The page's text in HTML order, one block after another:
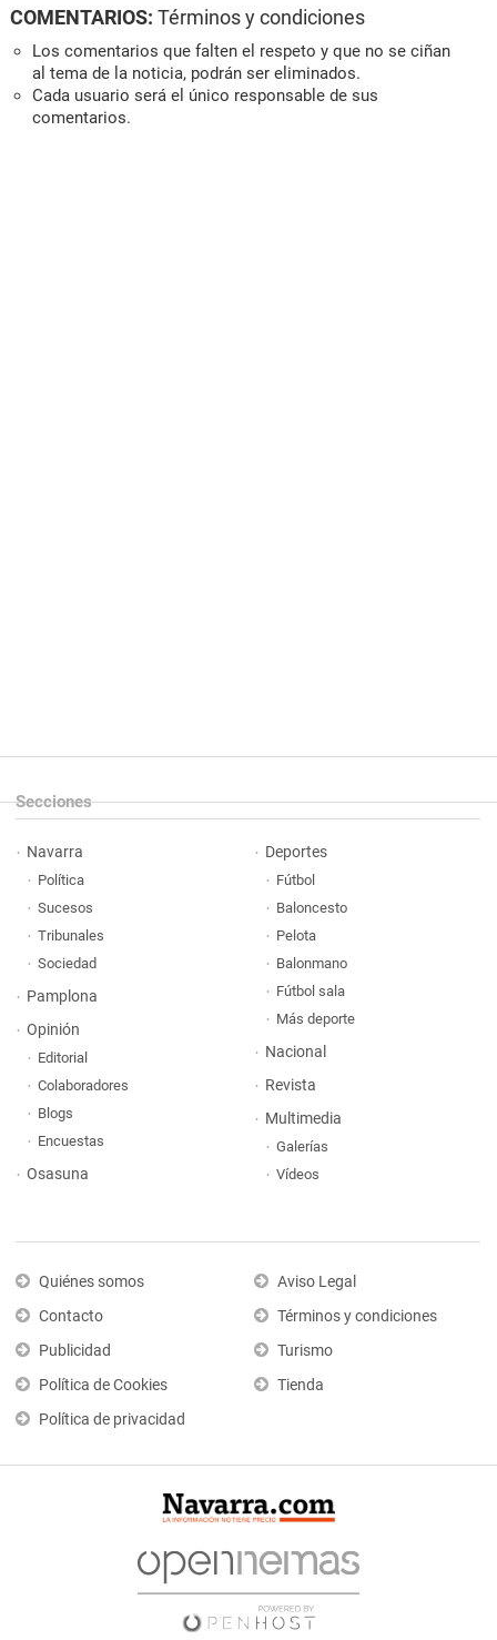
COMENTARIOS: Términos y condiciones
Los comentarios que falten el respeto y que no se ciñan
al tema de la noticia, podrán ser eliminados.
Cada usuario será el único responsable de sus
comentarios.
Secciones
Navarra
Política
Sucesos
Tribunales
Sociedad
Pamplona
Opinión
Editorial
Colaboradores
Blogs
Encuestas
Osasuna
Deportes
Fútbol
Baloncesto
Pelota
Balonmano
Fútbol sala
Más deporte
Nacional
Revista
Multimedia
Galerías
Vídeos
Quiénes somos
Contacto
Publicidad
Política de Cookies
Política de privacidad
Aviso Legal
Términos y condiciones
Turismo
Tienda